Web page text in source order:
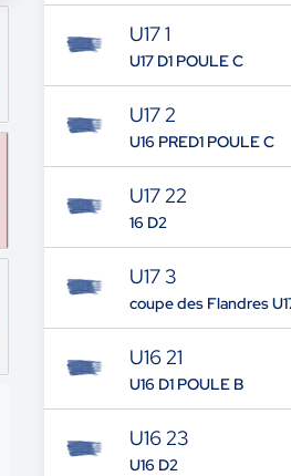
U17 1
U17 D1 POULE C
U17 2
U16 PRED1 POULE C
U17 22
16 D2
U17 3
coupe des Flandres
U16 21
U16 D1 POULE B
U16 23
U16 D2